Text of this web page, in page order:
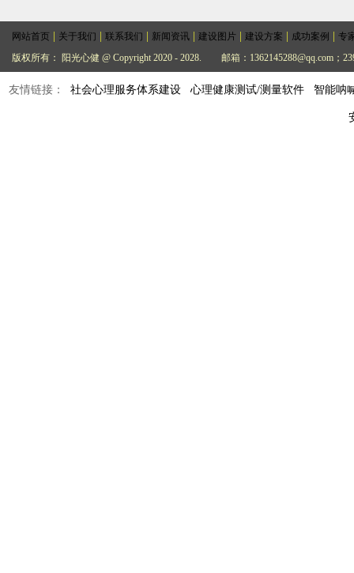
网站首页 关于我们 联系我们 新闻资讯 建设图片 建设方案 成功案例
专
版权所有： 阳光心健 @ Copyright 2020 - 2028.
邮箱：1362145288@qq.com；
友情链接： 社会心理服务体系建设 心理健康测试/测量软件 智能呐